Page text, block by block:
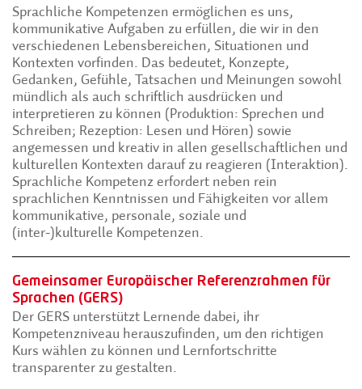
Sprachliche Kompetenzen ermöglichen es uns,
kommunikative Aufgaben zu erfüllen, die wir in den
verschiedenen Lebensbereichen, Situationen und
Kontexten vorfinden. Das bedeutet, Konzepte,
Gedanken, Gefühle, Tatsachen und Meinungen sowohl
mündlich als auch schriftlich ausdrücken und
interpretieren zu können (Produktion: Sprechen und
Schreiben; Rezeption: Lesen und Hören) sowie
angemessen und kreativ in allen gesellschaftlichen und
kulturellen Kontexten darauf zu reagieren (Interaktion).
Sprachliche Kompetenz erfordert neben rein
sprachlichen Kenntnissen und Fähigkeiten vor allem
kommunikative, personale, soziale und
(inter-)kulturelle Kompetenzen.
Gemeinsamer Europäischer Referenzrahmen für
Sprachen (GERS)
Der GERS unterstützt Lernende dabei, ihr
Kompetenzniveau herauszufinden, um den richtigen
Kurs wählen zu können und Lernfortschritte
transparenter zu gestalten.